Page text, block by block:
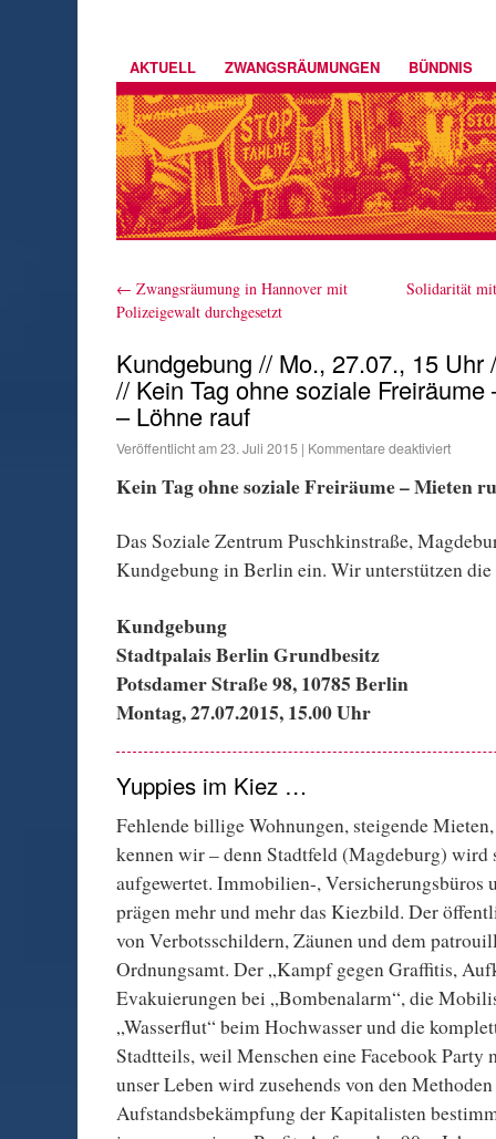
AKTUELL ZWANGSRÄUMUNGEN BÜNDNIS
← Zwangsräumung in Hannover mit
Polizeigewalt durchgesetzt
Solidarität
Kundgebung // Mo., 27.07., 15 Uhr
// Kein Tag ohne soziale Freiräume
– Löhne rauf
Veröffentlicht am23. Juli 2015 | Kommentare deaktiviert
Kein Tag ohne soziale Freiräume – Mieten
Das Soziale Zentrum Puschkinstraße,
Kundgebung in Berlin ein. Wir unterstützen die
Kundgebung
Stadtpalais Berlin Grundbesitz
Potsdamer Straße 98, 10785 Berlin
Montag, 27.07.2015, 15.00 Uhr
Yuppies im Kiez …
Fehlende billige Wohnungen, steigende
kennen wir – denn Stadtfeld (Magdeburg) wird
aufgewertet. Immobilien-, Versicherungsbüros
prägen mehr und mehr das Kiezbild. Der
von Verbotsschildern, Zäunen und dem
Ordnungsamt. Der „Kampf gegen Graffitis,
Evakuierungen bei „Bombenalarm“, die
„Wasserflut“ beim Hochwasser und die
Stadtteils, weil Menschen eine Facebook Party
unser Leben wird zusehends von den
Aufstandsbekämpfung der Kapitalisten